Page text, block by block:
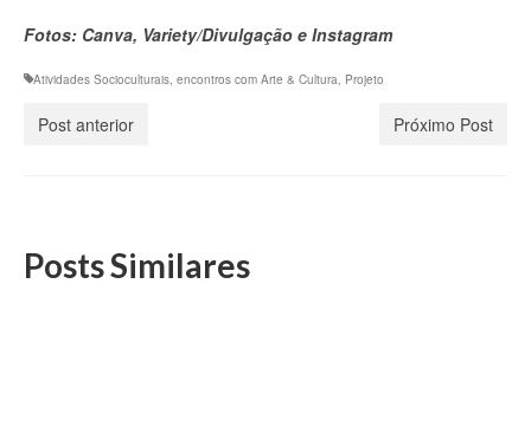
Fotos: Canva, Variety/Divulgação e Instagram
Atividades Socioculturais, encontros com Arte & Cultura, Projeto
Post anterior Próximo Post
Posts Similares